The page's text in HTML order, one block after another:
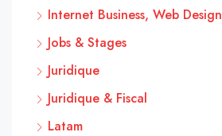
Internet Business, Web Design
Jobs & Stages
Juridique
Juridique & Fiscal
Latam